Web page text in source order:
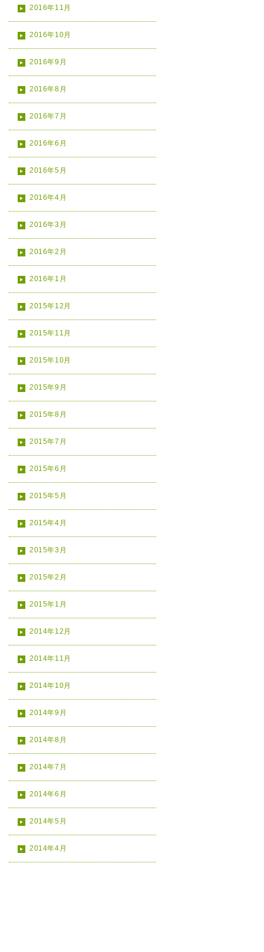
2016年11月
2016年10月
2016年9月
2016年8月
2016年7月
2016年6月
2016年5月
2016年4月
2016年3月
2016年2月
2016年1月
2015年12月
2015年11月
2015年10月
2015年9月
2015年8月
2015年7月
2015年6月
2015年5月
2015年4月
2015年3月
2015年2月
2015年1月
2014年12月
2014年11月
2014年10月
2014年9月
2014年8月
2014年7月
2014年6月
2014年5月
2014年4月